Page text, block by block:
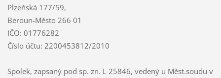
Plzeňská 177/59,
Beroun-Město 266 01
IČO: 01776282
Číslo účtu: 2200453812/2010
Spolek, zapsaný pod sp. zn. L 25846, vedený u Měst.soudu v